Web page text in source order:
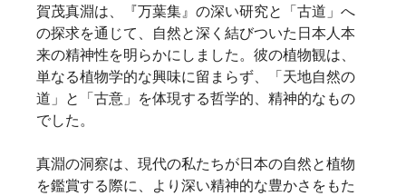
賀茂真淵は、『万葉集』の深い研究と「古道」へ
の探求を通じて、自然と深く結びついた日本人本
来の精神性を明らかにしました。彼の植物観は、
単なる植物学的な興味に留まらず、「天地自然の
道」と「古意」を体現する哲学的、精神的なもの
でした。
真淵の洞察は、現代の私たちが日本の自然と植物
を鑑賞する際に、より深い精神的な豊かさをもた